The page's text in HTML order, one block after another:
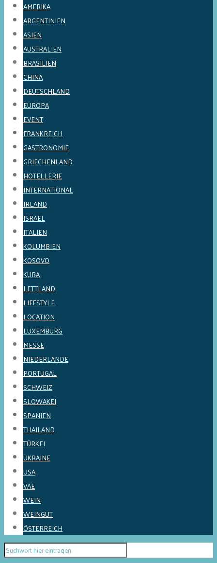
AMERIKA
ARGENTINIEN
ASIEN
AUSTRALIEN
BRASILIEN
CHINA
DEUTSCHLAND
EUROPA
EVENT
FRANKREICH
GASTRONOMIE
GRIECHENLAND
HOTELLERIE
INTERNATIONAL
IRLAND
ISRAEL
ITALIEN
KOLUMBIEN
KOSOVO
KUBA
LETTLAND
LIFESTYLE
LOCATION
LUXEMBURG
MESSE
NIEDERLANDE
PORTUGAL
SCHWEIZ
SLOWAKEI
SPANIEN
THAILAND
TÜRKEI
UKRAINE
USA
VAE
WEIN
WEINGUT
ÖSTERREICH